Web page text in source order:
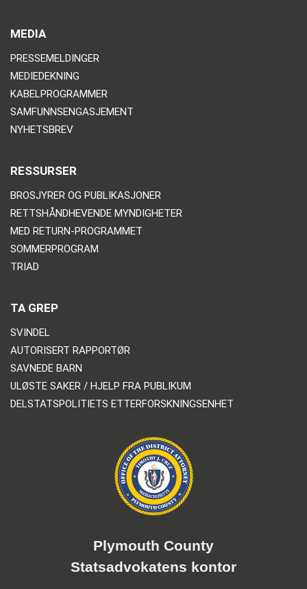
MEDIA
PRESSEMELDINGER
MEDIEDEKNING
KABELPROGRAMMER
SAMFUNNSENGASJEMENT
NYHETSBREV
RESSURSER
BROSJYRER OG PUBLIKASJONER
RETTSHÅNDHEVENDE MYNDIGHETER
MED RETURN-PROGRAMMET
SOMMERPROGRAM
TRIAD
TA GREP
SVINDEL
AUTORISERT RAPPORTØR
SAVNEDE BARN
ULØSTE SAKER / HJELP FRA PUBLIKUM
DELSTATSPOLITIETS ETTERFORSKNINGSENHET
Plymouth County
Statsadvokatens kontor